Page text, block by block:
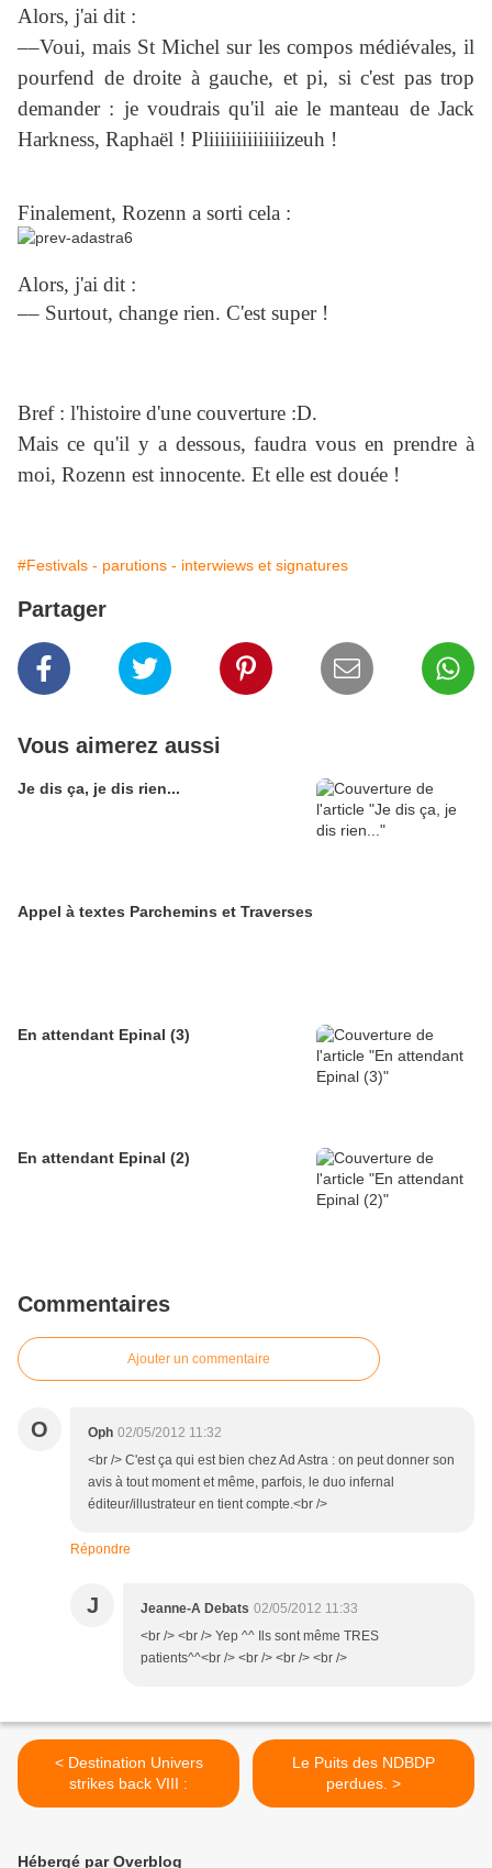
Alors, j'ai dit :
––Voui, mais St Michel sur les compos médiévales, il
pourfend de droite à gauche, et pi, si c'est pas trop
demander : je voudrais qu'il aie le manteau de Jack
Harkness, Raphaël ! Pliiiiiiiiiiiiiizeuh !
Finalement, Rozenn a sorti cela :
Alors, j'ai dit :
–– Surtout, change rien. C'est super !
Bref : l'histoire d'une couverture :D.
Mais ce qu'il y a dessous, faudra vous en prendre à
moi, Rozenn est innocente. Et elle est douée !
#Festivals - parutions - interwiews et signatures
Partager
Vous aimerez aussi
Je dis ça, je dis rien...
Appel à textes Parchemins et Traverses
En attendant Epinal (3)
En attendant Epinal (2)
Commentaires
Ajouter un commentaire
O Oph 02/05/2012 11:32
<br /> C'est ça qui est bien chez Ad Astra : on peut donner son
avis à tout moment et même, parfois, le duo infernal
éditeur/illustrateur en tient compte.<br />
Répondre
J Jeanne-A Debats 02/05/2012 11:33
<br /> <br /> Yep ^^ Ils sont même TRES
patients^^<br /> <br /> <br /> <br />
< Destination Univers
strikes back VIII :
Le Puits des NDBDP
perdues. >
Hébergé par Overblog